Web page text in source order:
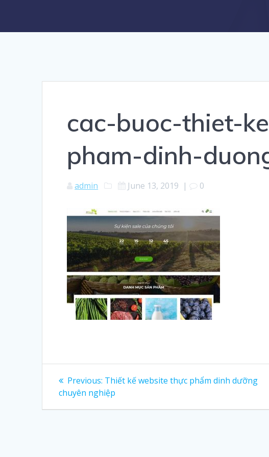
cac-buoc-thiet-
pham-dinh-
admin June 13, 2019 | 0
Post
navigation
Previous: Previous
post:
Thiết kế website thực phẩm dinh dưỡng
chuyên nghiệp